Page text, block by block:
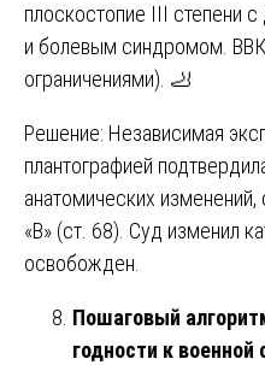
плоскостопие III степени
и болевым синдромом. ВВК
ограничениями). 🦶
Решение: Независимая
плантографией
анатомических
«В» (ст. 68). Суд изменил
освобожден.
Пошаговый
годности к военной